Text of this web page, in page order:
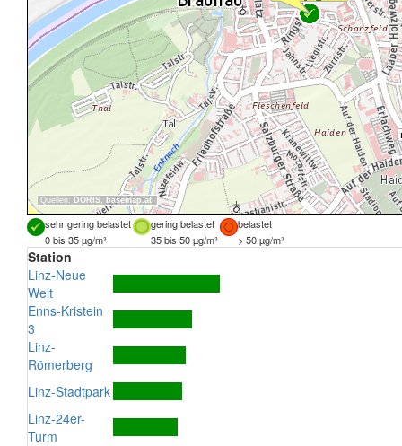
Quellen: DORIS, basemap.at
sehr gering belastet gering belastet
belastet
0 bis 35 µg/m³
35 bis 50 µg/m³ > 50 µg/m³
Station
Linz-Neue
Welt
Enns-Kristein
3
Linz-
Römerberg
Linz-Stadtpark
Linz-24er-
Turm